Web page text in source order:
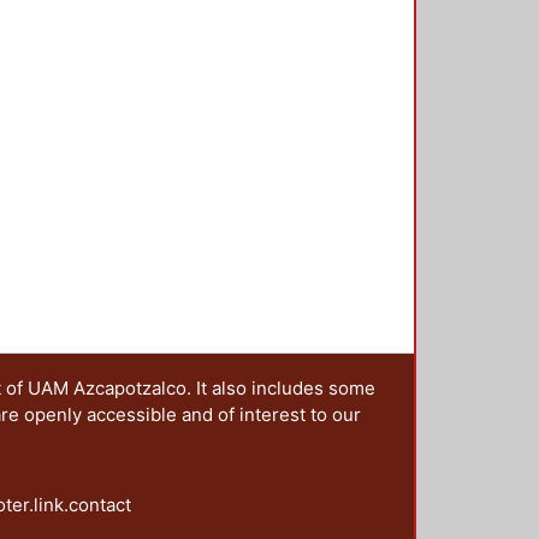
UAM Azcapotzalco. It also includes some
openly accessible and of interest to our